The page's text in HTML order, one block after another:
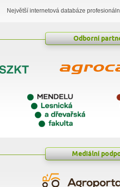
Největší internetová databáze
Odborní
Mediální